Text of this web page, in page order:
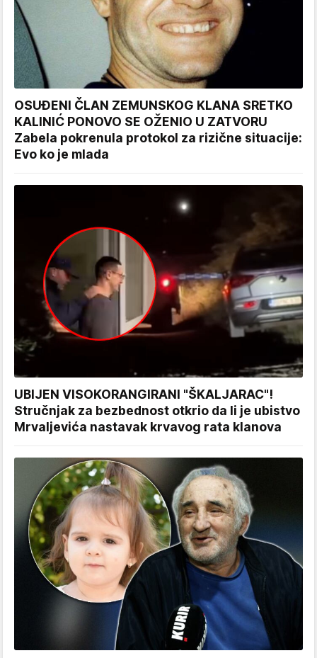
OSUĐENI ČLAN ZEMUNSKOG KLANA SRETKO
KALINIĆ PONOVO SE OŽENIO U ZATVORU
Zabela pokrenula protokol za rizične situacije:
Evo ko je mlada
UBIJEN VISOKORANGIRANI "ŠKALJARAC"!
Stručnjak za bezbednost otkrio da li je ubistvo
Mrvaljevića nastavak krvavog rata klanova